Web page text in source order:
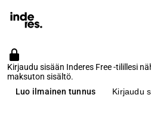
Kirjaudu sisään Inderes Free -tilillesi
maksuton sisältö.
Luo ilmainen tunnus
Kirjaudu